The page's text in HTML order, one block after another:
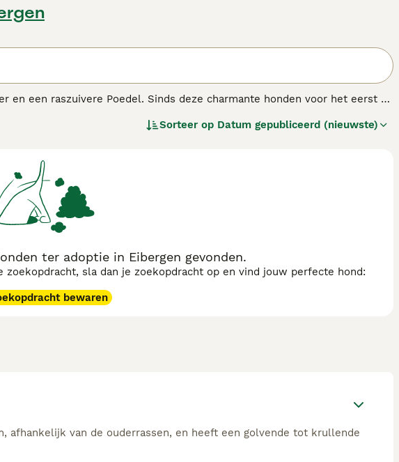
en een raszuivere Poedel. Sinds deze charmante honden voor het eerst op
geërfd. Dit betekent dat Schnoodles over het algemeen
Sorteer op Datum gepubliceerd (nieuwste)
ter adoptie in Eibergen gevonden.
sla dan je zoekopdracht op en vind jouw perfecte hond:
bewaren
afhankelijk van de ouderrassen, en heeft een golvende tot krullende